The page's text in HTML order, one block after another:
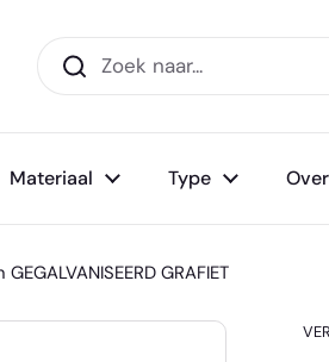
Materiaal Type
GRAFIET